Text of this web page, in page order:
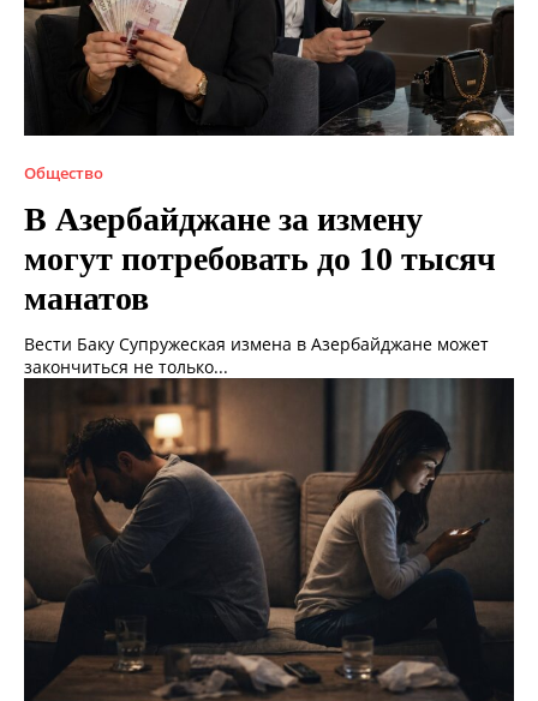
Общество
В Азербайджане за измену
могут потребовать до 10 тысяч
манатов
Вести Баку Супружеская измена в Азербайджане может
закончиться не только...